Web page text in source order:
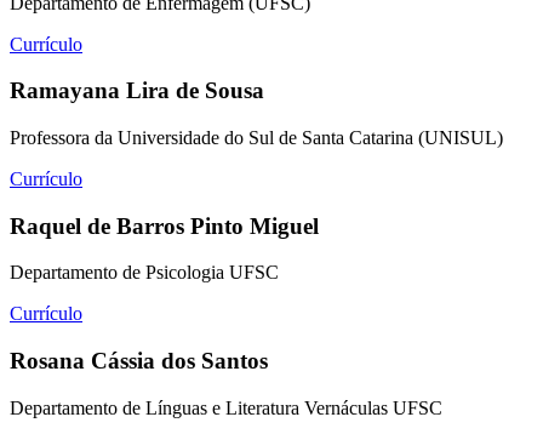
Currículo
Ramayana Lira de Sousa
Professora da Universidade do Sul de Santa Catarina (UNISUL)
Currículo
Raquel de Barros Pinto Miguel
Departamento de Psicologia UFSC
Currículo
Rosana Cássia dos Santos
Departamento de Línguas e Literatura Vernáculas UFSC